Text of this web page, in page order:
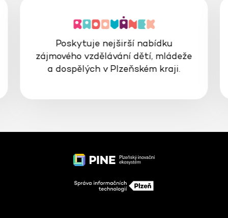
Poskytuje nejširší nabídku
zájmového vzdělávání dětí, mládeže
a dospělých v Plzeňském kraji.